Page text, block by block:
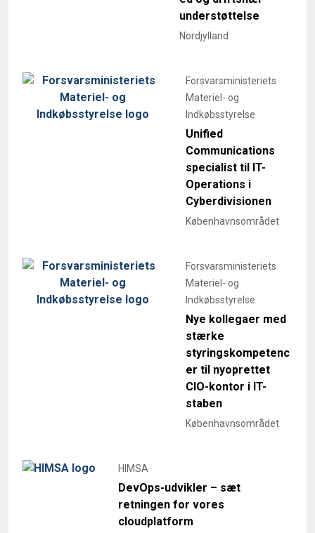
Nordjylland
Indkøbsstyrelse
Unified
Communications
specialist til IT-
Operations i
Cyberdivisionen
Københavnsområdet
Indkøbsstyrelse
Nye kollegaer med
stærke
styringskompetenc
er til nyoprettet
CIO-kontor i IT-
staben
retningen for vores
cloudplatform
Københavnsområdet